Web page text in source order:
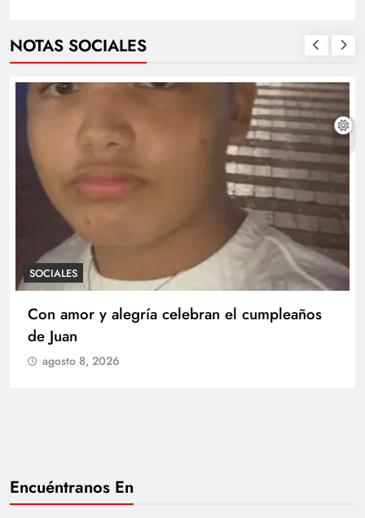
NOTAS SOCIALES
SOCIALES
Con amor y alegría celebran el cumpleaños
de Juan
agosto 8, 2026
Encuéntranos En